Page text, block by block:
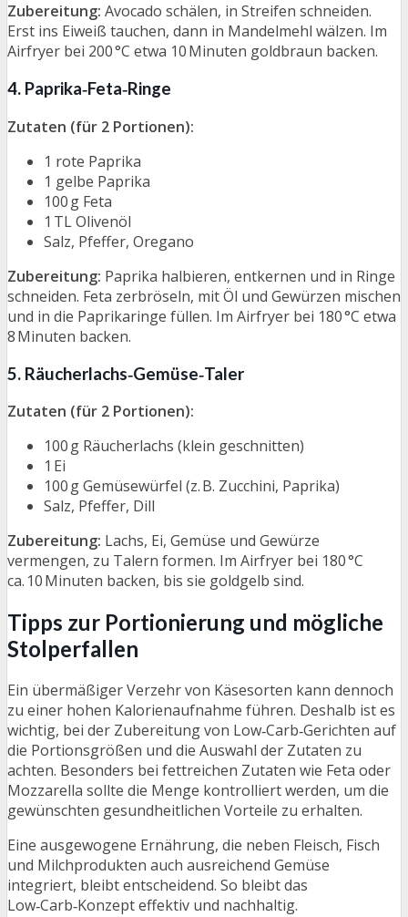
Zubereitung: Avocado schälen, in Streifen schneiden.
Erst ins Eiweiß tauchen, dann in Mandelmehl wälzen. Im
Airfryer bei 200 °C etwa 10 Minuten goldbraun backen.
4. Paprika‑Feta‑Ringe
Zutaten (für 2 Portionen):
1 rote Paprika
1 gelbe Paprika
100 g Feta
1 TL Olivenöl
Salz, Pfeffer, Oregano
Zubereitung: Paprika halbieren, entkernen und in Ringe
schneiden. Feta zerbröseln, mit Öl und Gewürzen mischen
und in die Paprikaringe füllen. Im Airfryer bei 180 °C etwa
8 Minuten backen.
5. Räucherlachs‑Gemüse‑Taler
Zutaten (für 2 Portionen):
100 g Räucherlachs (klein geschnitten)
1 Ei
100 g Gemüsewürfel (z. B. Zucchini, Paprika)
Salz, Pfeffer, Dill
Zubereitung: Lachs, Ei, Gemüse und Gewürze
vermengen, zu Talern formen. Im Airfryer bei 180 °C
ca. 10 Minuten backen, bis sie goldgelb sind.
Tipps zur Portionierung und mögliche
Stolperfallen
Ein übermäßiger Verzehr von Käsesorten kann dennoch
zu einer hohen Kalorienaufnahme führen. Deshalb ist es
wichtig, bei der Zubereitung von Low‑Carb‑Gerichten auf
die Portionsgrößen und die Auswahl der Zutaten zu
achten. Besonders bei fettreichen Zutaten wie Feta oder
Mozzarella sollte die Menge kontrolliert werden, um die
gewünschten gesundheitlichen Vorteile zu erhalten.
Eine ausgewogene Ernährung, die neben Fleisch, Fisch
und Milchprodukten auch ausreichend Gemüse
integriert, bleibt entscheidend. So bleibt das
Low‑Carb‑Konzept effektiv und nachhaltig.